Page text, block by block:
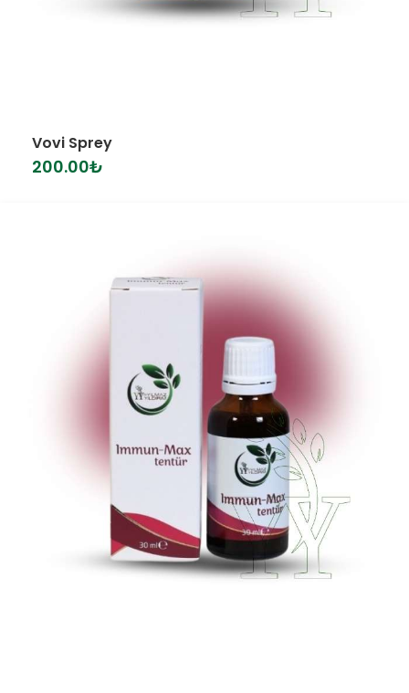
Vovi Sprey
200.00₺